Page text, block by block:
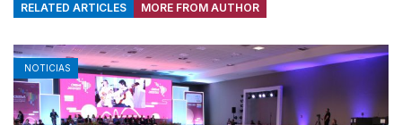
RELATED ARTICLES MORE FROM AUTHOR
NOTICIAS